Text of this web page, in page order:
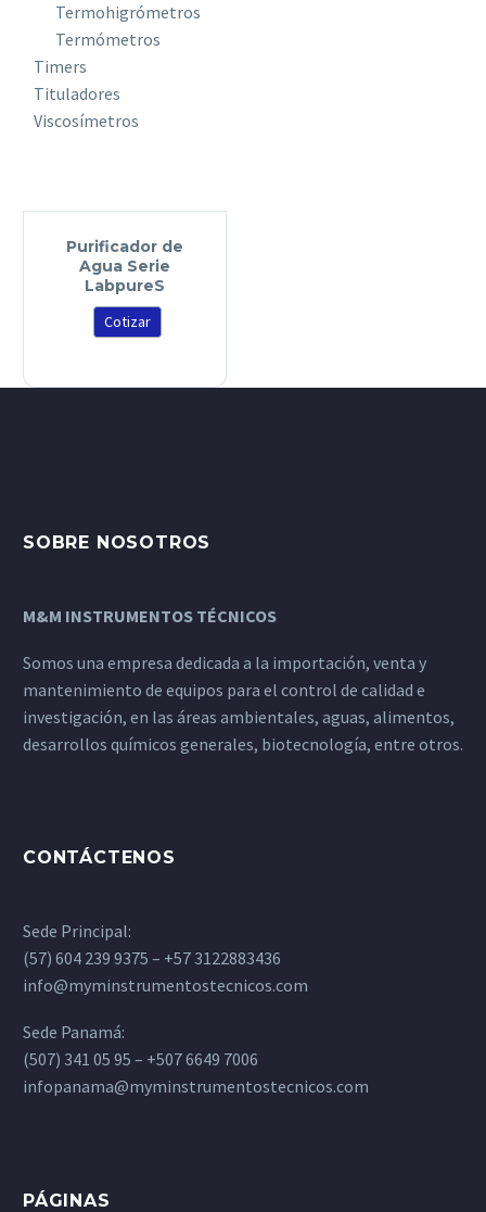
Termohigrómetros
Termómetros
Timers
Tituladores
Viscosímetros
Purificador de
Agua Serie
LabpureS
Cotizar
SOBRE NOSOTROS
M&M INSTRUMENTOS TÉCNICOS
Somos una empresa dedicada a la importación, venta y
mantenimiento de equipos para el control de calidad e
investigación, en las áreas ambientales, aguas, alimentos,
desarrollos químicos generales, biotecnología, entre otros.
CONTÁCTENOS
Sede Principal:
(57) 604 239 9375 – +57 3122883436
info@myminstrumentostecnicos.com
Sede Panamá:
(507) 341 05 95 – +507 6649 7006
infopanama@myminstrumentostecnicos.com
PÁGINAS